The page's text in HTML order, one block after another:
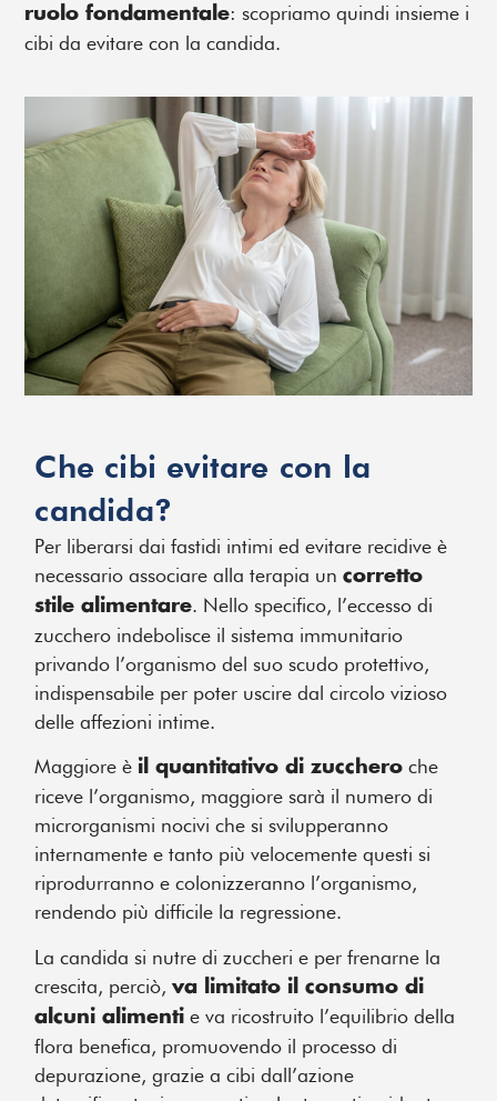
ruolo fondamentale: scopriamo quindi insieme i
cibi da evitare con la candida.
Che cibi evitare con la
candida?
Per liberarsi dai fastidi intimi ed evitare recidive è
necessario associare alla terapia uncorretto
stile alimentare. Nello specifico, l’eccesso di
zucchero indebolisce il sistema immunitario
privando l’organismo del suo scudo protettivo,
indispensabile per poter uscire dal circolo vizioso
delle affezioni intime.
Maggiore è il quantitativo di zucchero che
riceve l’organismo, maggiore sarà il numero di
microrganismi nocivi che si svilupperanno
internamente e tanto più velocemente questi si
riprodurranno e colonizzeranno l’organismo,
rendendo più difficile la regressione.
La candida si nutre di zuccheri e per frenarne la
crescita, perciò,va limitato il consumo di
alcuni alimenti e va ricostruito l’equilibrio della
flora benefica, promuovendo il processo di
depurazione, grazie a cibi dall’azione